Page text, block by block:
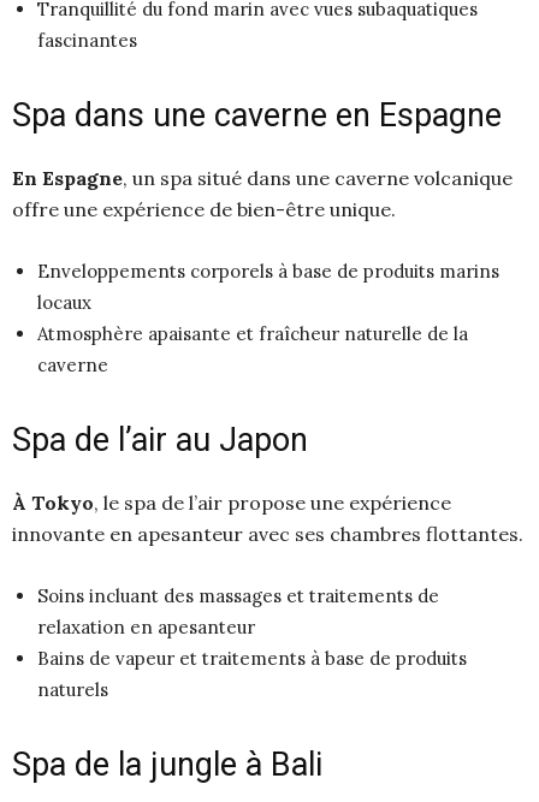
Tranquillité du fond marin avec vues subaquatiques
fascinantes
Spa dans une caverne en Espagne
En Espagne, un spa situé dans une caverne volcanique
offre une expérience de bien-être unique.
Enveloppements corporels à base de produits marins
locaux
Atmosphère apaisante et fraîcheur naturelle de la
caverne
Spa de l’air au Japon
À Tokyo, le spa de l’air propose une expérience
innovante en apesanteur avec ses chambres flottantes.
Soins incluant des massages et traitements de
relaxation en apesanteur
Bains de vapeur et traitements à base de produits
naturels
Spa de la jungle à Bali